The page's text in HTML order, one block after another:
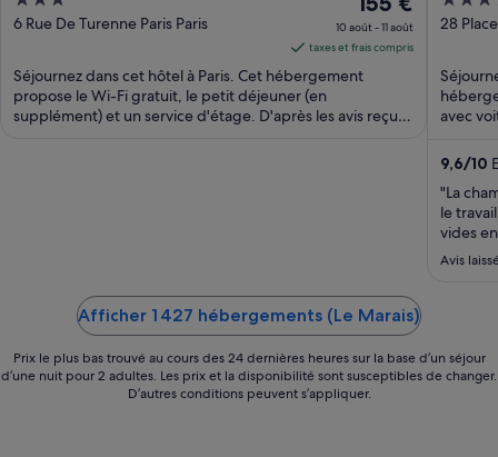
out
5
6 Rue De Turenne Paris Paris
prix
est
de 155 €
nuit
10 août - 11 août
taxes et frais compris
Séjournez dans cet hôtel à Paris. Cet hébergement
propose le Wi-Fi gratuit, le petit déjeuner (en
supplément) et un service d'étage. D'après les avis reçus,
out
5
28
avec
9,6/10
"La
le
vides
vrac ds
Avis
Afficher 1 427 hébergements (Le Marais)
Prix le plus bas trouvé au cours des 24 dernières heures sur la base d’un séjour
d’une nuit pour 2 adultes. Les prix et la disponibilité sont susceptibles de changer.
D’autres conditions peuvent s’appliquer.